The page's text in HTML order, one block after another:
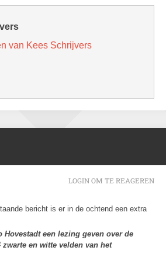
van Kees Schrijvers
bericht is er in de ochtend een extra
Hovestadt een lezing geven over de
en witte velden van het
LOGIN OM TE REAGEREN